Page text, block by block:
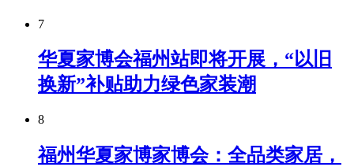
7
华夏家博会福州站即将开展，“以旧
换新”补贴助力绿色家装潮
8
福州华夏家博家博会：全品类家居，